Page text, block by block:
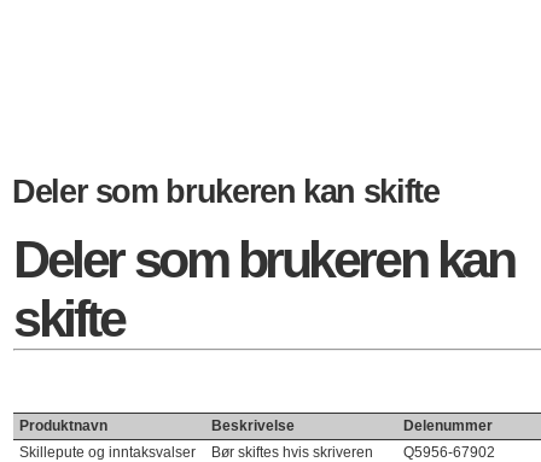
Deler som brukeren kan skifte
Deler som brukeren kan
skifte
Produktnavn Beskrivelse
Delenummer
Skillepute og inntaksvalser
Bør skiftes hvis skriveren
Q5956-67902